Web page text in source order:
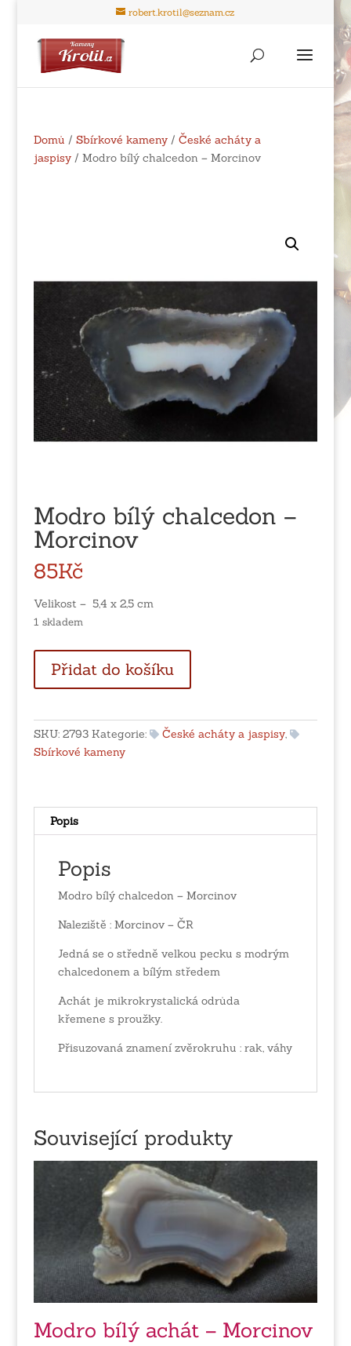
robert.krotil@seznam.cz
Domů / Sbírkové kameny/ České acháty a
jaspisy/ Modro bílý chalcedon – Morcinov
Modro bílý chalcedon –
Morcinov
85Kč
Velikost – 5,4 x 2,5 cm
1 skladem
bílý
chalcedon
Morcinov
množství
Přidat do košíku
SKU: 2793 Kategorie: České acháty a jaspisy,
Sbírkové kameny
Popis
Popis
Modro bílý chalcedon – Morcinov
Naleziště : Morcinov – ČR
Jedná se o středně velkou pecku s modrým
chalcedonem a bílým středem
Achát je mikrokrystalická odrůda
křemene s proužky.
Přisuzovaná znamení zvěrokruhu : rak, váhy
Související produkty
Modro bílý achát – Morcinov